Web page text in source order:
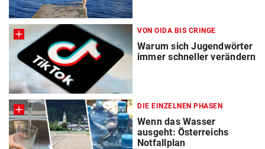
VON OIDA BIS CRINGE
Warum sich Jugendwörter
immer schneller verändern
DIE EINZELNEN PHASEN
Wenn das Wasser
ausgeht: Österreichs
Notfallplan